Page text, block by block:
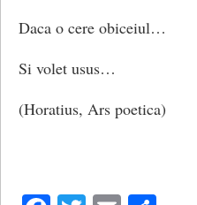
Daca o cere obiceiul…
Si volet usus…
(Horatius, Ars poetica)